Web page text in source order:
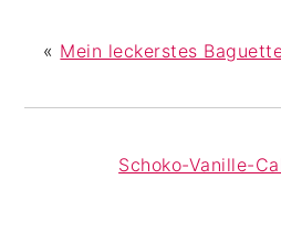
« Mein leckerstes
Schoko-Vanille-